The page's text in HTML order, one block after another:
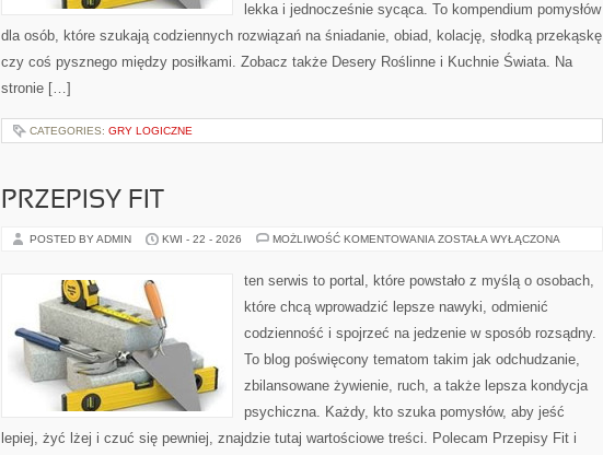
lekka i jednocześnie sycąca. To kompendium pomysłów
dla osób, które szukają codziennych rozwiązań na śniadanie, obiad, kolację, słodką przekąskę
czy coś pysznego między posiłkami. Zobacz także Desery Roślinne i Kuchnie Świata. Na
stronie […]
CATEGORIES: GRY LOGICZNE
PRZEPISY FIT
POSTED BY ADMIN KWI - 22 - 2026 MOŻLIWOŚĆ KOMENTOWANIA PRZEPISY
ZOSTAŁA WYŁĄCZONA
ten serwis to portal, które powstało z myślą o osobach,
które chcą wprowadzić lepsze nawyki, odmienić
codzienność i spojrzeć na jedzenie w sposób rozsądny.
To blog poświęcony tematom takim jak odchudzanie,
zbilansowane żywienie, ruch, a także lepsza kondycja
psychiczna. Każdy, kto szuka pomysłów, aby jeść
lepiej, żyć lżej i czuć się pewniej, znajdzie tutaj wartościowe treści. Polecam Przepisy Fit i